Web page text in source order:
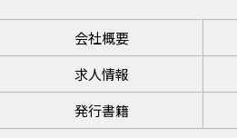
会社概要
求人情報
発行書籍